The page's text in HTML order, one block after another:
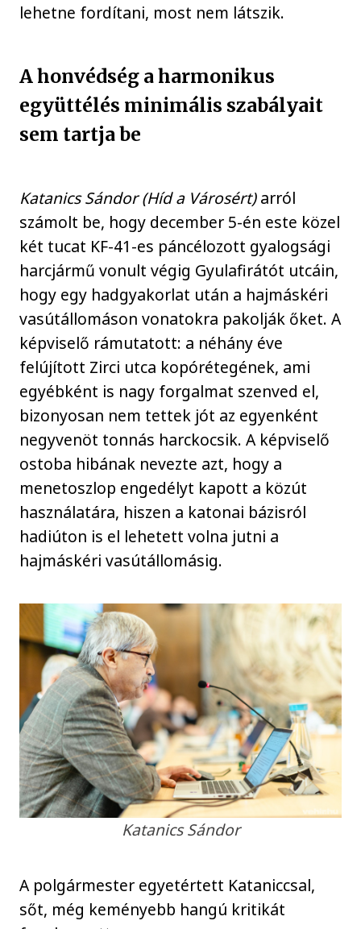
lehetne fordítani, most nem látszik.
A honvédség a harmonikus
együttélés minimális szabályait
sem tartja be
Katanics Sándor (Híd a Városért)arról
számolt be, hogy december 5-én este közel
két tucat KF-41-es páncélozott gyalogsági
harcjármű vonult végig Gyulafirátót utcáin,
hogy egy hadgyakorlat után a hajmáskéri
vasútállomáson vonatokra pakolják őket. A
képviselő rámutatott: a néhány éve
felújított Zirci utca kopórétegének, ami
egyébként is nagy forgalmat szenved el,
bizonyosan nem tettek jót az egyenként
negyvenöt tonnás harckocsik. A képviselő
ostoba hibának nevezte azt, hogy a
menetoszlop engedélyt kapott a közút
használatára, hiszen a katonai bázisról
hadiúton is el lehetett volna jutni a
hajmáskéri vasútállomásig.
Katanics Sándor
A polgármester egyetértett Kataniccsal,
sőt, még keményebb hangú kritikát